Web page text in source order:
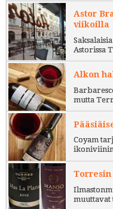
Astor
viikoilla
Astorissa
Alkon
mutta
Coyam
muuttavat